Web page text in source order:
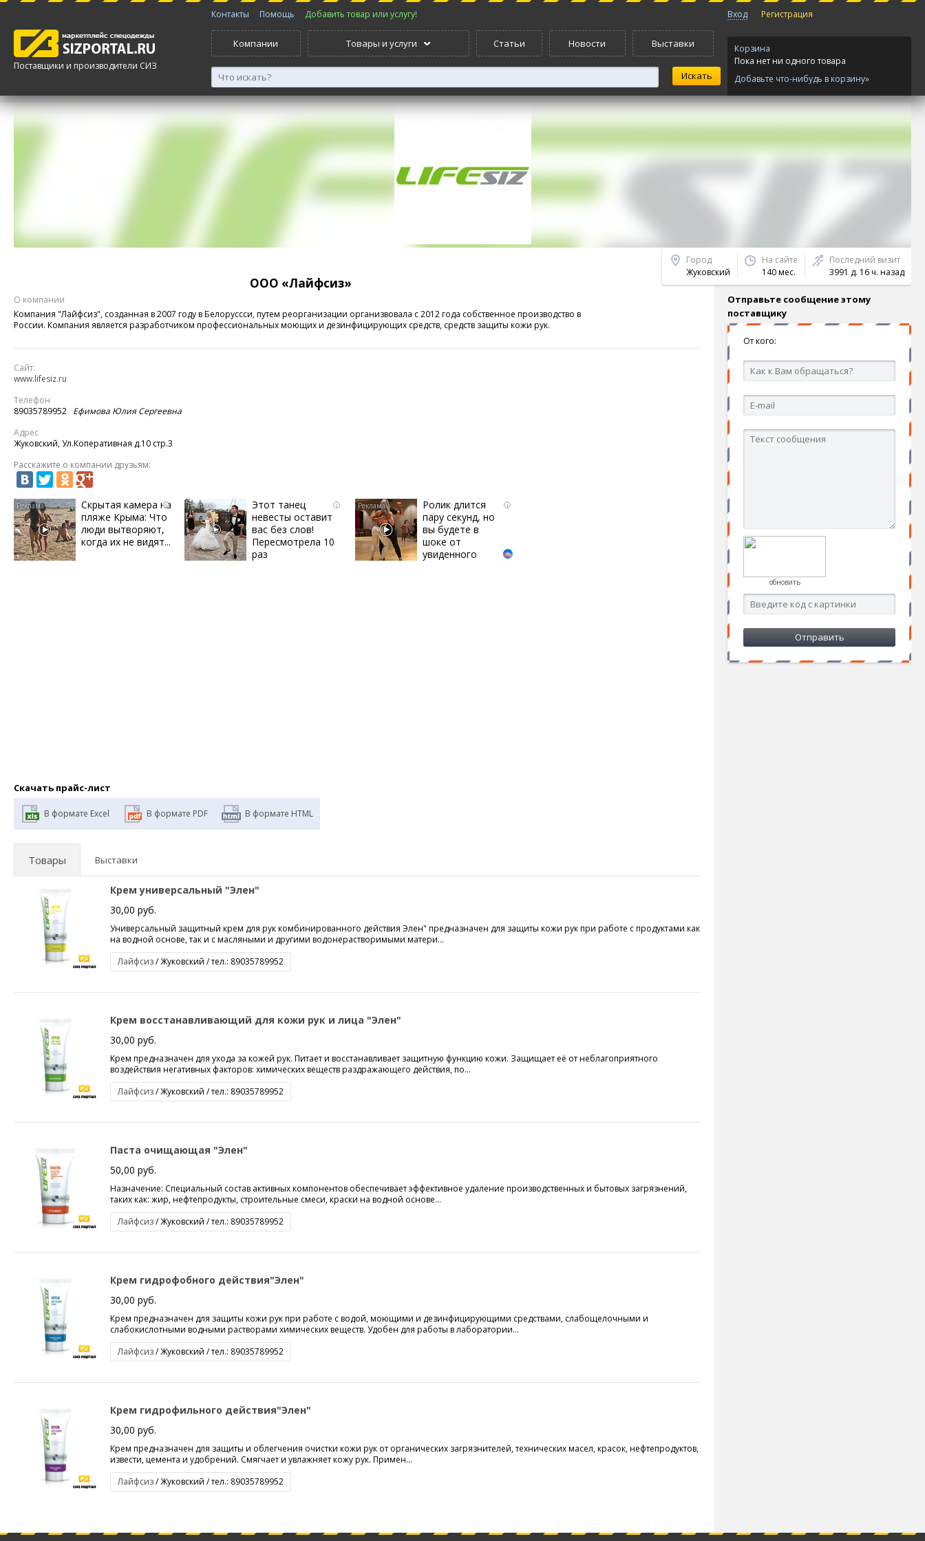
Поставщики и производители СИЗ
Контакты Помощь Добавить товар или услугу!
Компании Товары и услуги Статьи Новости Выставки
Вход Регистрация
Корзина
Пока нет ни одного товара
Добавьте что-нибудь в корзину»
ООО «Лайфсиз»
О компании
Компания "Лайфсиз", созданная в 2007 году в Белоруссси, путем реорганизации организвовала с 2012 года собственное производство в
России. Компания является разработчиком профессиональных моющих и дезинфицирующих средств, средств защиты кожи рук.
Город
Жуковский
На сайте
140 мес.
Последний визит
3991 д. 16 ч. назад
Отправьте сообщение этому
поставщику
От кого:
обновить
Сайт:
www.lifesiz.ru
Телефон
89035789952 Ефимова Юлия Сергеевна
Адрес
Жуковский, Ул.Коперативная д.10 стр.3
Расскажите о компании друзьям:
i
Скрытая камера на
пляже Крыма: Что
люди вытворяют,
когда их не видят...
i
Этот танец
невесты оставит
вас без слов!
Пересмотрела 10
раз
i
Ролик длится
пару секунд, но
вы будете в
шоке от
увиденного
Скачать прайс-лист
В формате Excel В формате PDF В формате HTML
Товары Выставки
Крем универсальный "Элен"
30,00 руб.
Универсальный защитный крем для рук комбинированного действия Элен" предназначен для защиты кожи рук при работе с продуктами как
на водной основе, так и с масляными и другими водонерастворимыми матери...
Лайфсиз/ Жуковский / тел.: 89035789952
Крем восстанавливающий для кожи рук и лица "Элен"
30,00 руб.
Крем предназначен для ухода за кожей рук. Питает и восстанавливает защитную функцию кожи. Защищает её от неблагоприятного
воздействия негативных факторов: химических веществ раздражающего действия, по...
Лайфсиз/ Жуковский / тел.: 89035789952
Паста очищающая "Элен"
50,00 руб.
Назначение: Специальный состав активных компонентов обеспечивает эффективное удаление производственных и бытовых загрязнений,
таких как: жир, нефтепродукты, строительные смеси, краски на водной основе...
Лайфсиз/ Жуковский / тел.: 89035789952
Крем гидрофобного действия"Элен"
30,00 руб.
Крем предназначен для защиты кожи рук при работе с водой, моющими и дезинфицирующими средствами, слабощелочными и
слабокислотными водными растворами химических веществ. Удобен для работы в лаборатории...
Лайфсиз/ Жуковский / тел.: 89035789952
Крем гидрофильного действия"Элен"
30,00 руб.
Крем предназначен для защиты и облегчения очистки кожи рук от органических загрязнителей, технических масел, красок, нефтепродуктов,
извести, цемента и удобрений. Смягчает и увлажняет кожу рук. Примен...
Лайфсиз/ Жуковский / тел.: 89035789952